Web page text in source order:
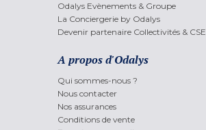
Odalys Evènements & Groupe
La Conciergerie by Odalys
Devenir partenaire Collectivités & CSE
A propos d'Odalys
Qui sommes-nous ?
Nous contacter
Nos assurances
Conditions de vente